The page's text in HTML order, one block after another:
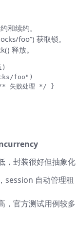
和续约。
foo”) 获取锁。
释放。
foo")
败处理 */ }
，封装很好但抽象化
session 自动管理租
，官方测试用例较多